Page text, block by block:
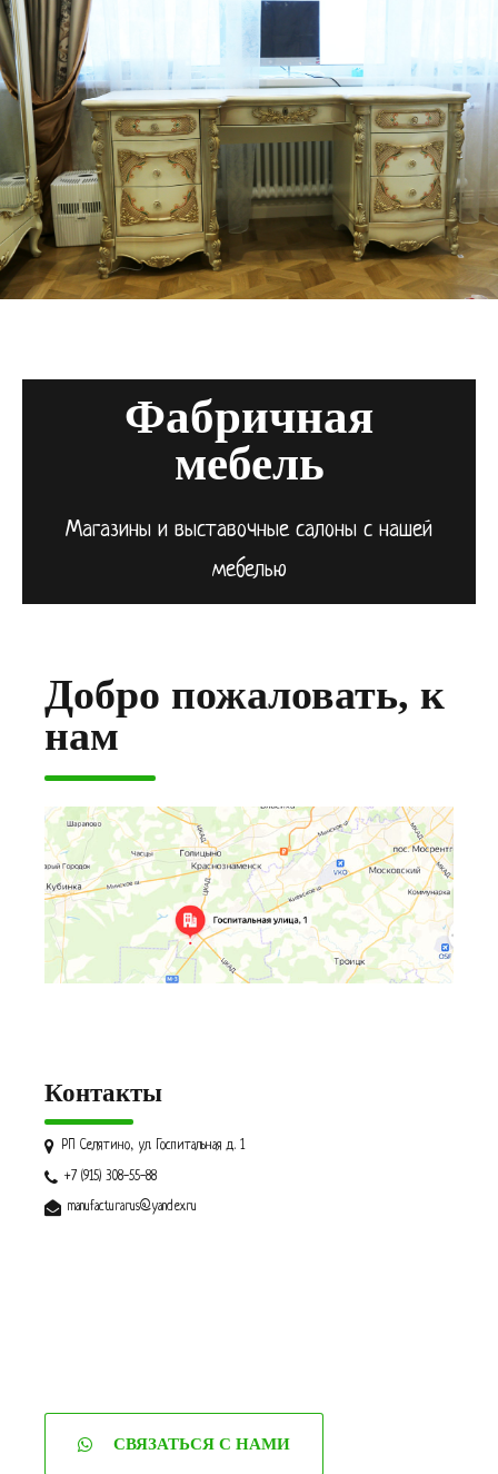
Фабричная
мебель
Магазины и выставочные салоны с нашей
мебелью
Добро пожаловать, к
нам
Контакты
РП Селятино, ул. Госпитальная д. 1
+7 (915) 308-55-88
manufacturarus@yandex.ru
СВЯЗАТЬСЯ С НАМИ